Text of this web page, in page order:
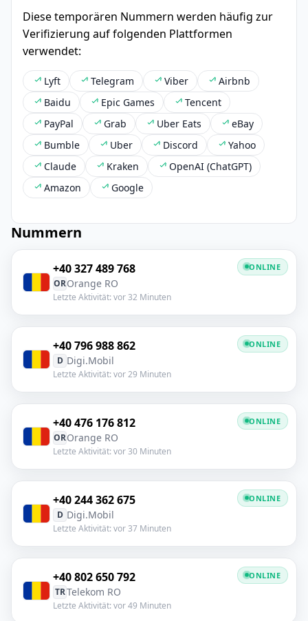
Diese temporären Nummern werden häufig zur
Verifizierung auf folgenden Plattformen
verwendet:
Lyft Telegram Viber
Airbnb
Baidu
Epic Games
Tencent
PayPal
Grab Uber Eats
eBay
Bumble
Uber Discord
Yahoo
Claude
Kraken
OpenAI (ChatGPT)
Amazon
Google
Nummern
+40 327 489 768
OROrange RO
Letzte Aktivität: vor 32 Minuten
ONLINE
+40 796 988 862
D Digi.Mobil
Letzte Aktivität: vor 29 Minuten
ONLINE
+40 476 176 812
OROrange RO
Letzte Aktivität: vor 30 Minuten
ONLINE
+40 244 362 675
D Digi.Mobil
Letzte Aktivität: vor 37 Minuten
ONLINE
+40 802 650 792
TRTelekom RO
Letzte Aktivität: vor 49 Minuten
ONLINE